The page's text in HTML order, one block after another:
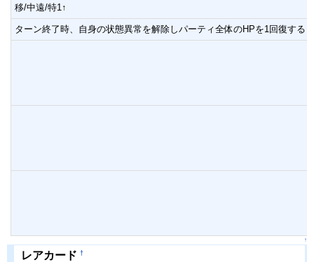
移/中遠/特1↑
ターン終了時、自身の状態異常を解除しパーティ全体のHPを1回復する
↑
レアカード †